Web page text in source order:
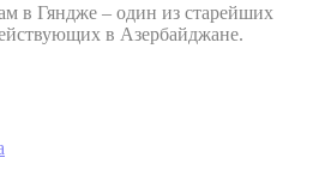
в Гяндже – один из старейших
в Азербайджане.